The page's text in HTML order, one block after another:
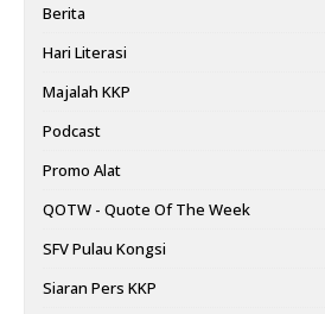
Berita
Hari Literasi
Majalah KKP
Podcast
Promo Alat
QOTW - Quote Of The Week
SFV Pulau Kongsi
Siaran Pers KKP